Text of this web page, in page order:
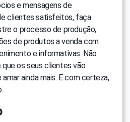
e mensagens de
clientes satisfeitos, faça
o processo de produção,
de produtos a venda com
e informativas. Não
que os seus clientes vão
ainda mais. E com certeza,